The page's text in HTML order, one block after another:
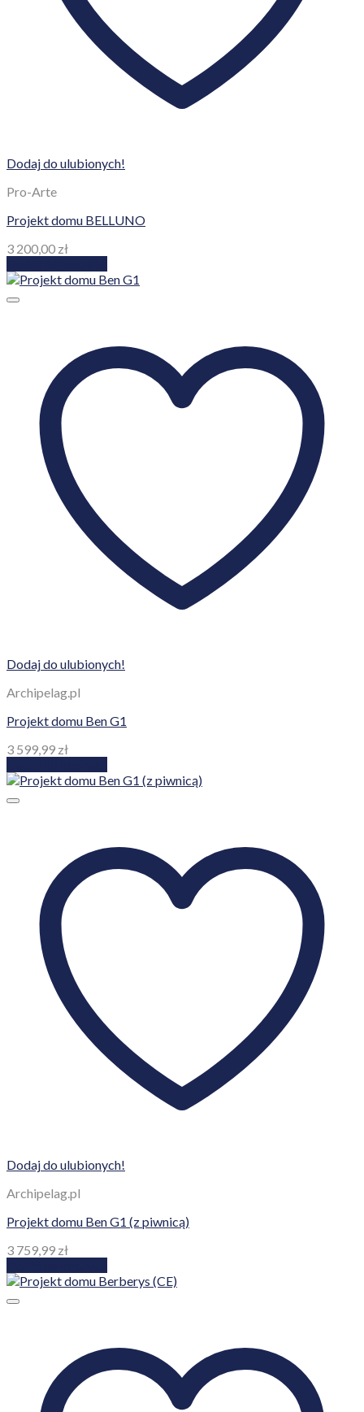
Dodaj do ulubionych!
Pro-Arte
Projekt domu BELLUNO
3 200,00 zł
Dodaj do ulubionych!
Archipelag.pl
Projekt domu Ben G1
3 599,99 zł
Dodaj do ulubionych!
Archipelag.pl
Projekt domu Ben G1 (z piwnicą)
3 759,99 zł